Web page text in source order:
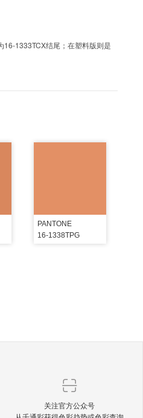
16-1333TCX结尾；在塑料版则是
PANTONE
16-1338TPG
关注官方公众号